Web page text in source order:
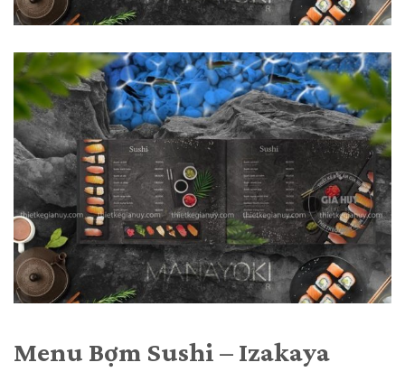
Menu Bợm Sushi – Izakaya